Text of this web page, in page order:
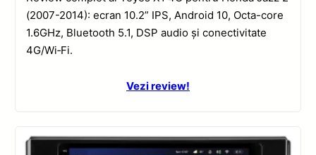
(2007-2014): ecran 10.2” IPS, Android 10, Octa-core
1.6GHz, Bluetooth 5.1, DSP audio și conectivitate
4G/Wi‑Fi.
Vezi review!